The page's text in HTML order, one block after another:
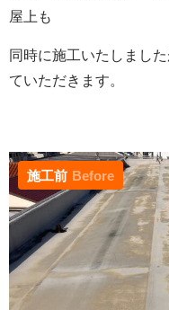
屋上も
同時に施工いたしまし
ていただきます。
施工前 Before